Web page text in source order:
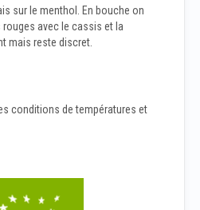
sur le menthol. En bouche on
avec le cassis et la
mais reste discret.
conditions de températures et